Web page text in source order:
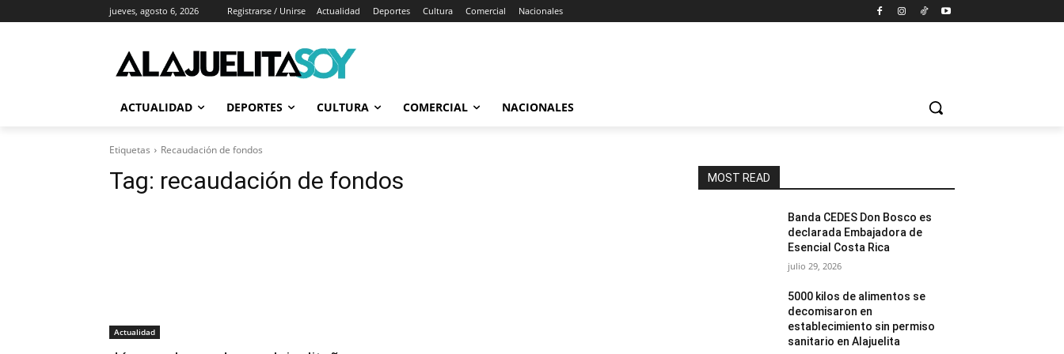
jueves, agosto 6, 2026 Registrarse / Unirse Actualidad Deportes Cultura Comercial Nacionales
ACTUALIDAD DEPORTES CULTURA COMERCIAL NACIONALES
Etiquetas Recaudación de fondos
Tag: recaudación de fondos
Actualidad
MOST READ
Banda CEDES Don Bosco es
declarada Embajadora de
Esencial Costa Rica
julio 29, 2026
5000 kilos de alimentos se
decomisaron en
establecimiento sin permiso
sanitario en Alajuelita